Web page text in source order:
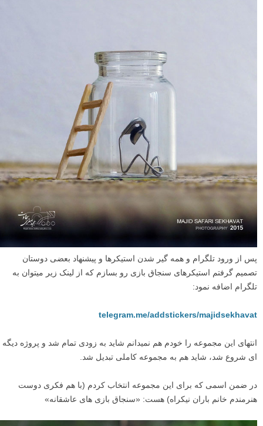
پس از ورود تلگرام و همه گیر شدن استیکرها و پیشنهاد بعضی دوستان
تصمیم گرفتم استیکرهای سنجاق بازی رو بسازم که از لینک زیر میتوان به
تلگرام اضافه نمود:
telegram.me/addstickers/majidsekhavat
انتهای این مجموعه را خودم هم نمیدانم شاید به زودی تمام شد و پروژه دیگه
ای شروع شد، شاید هم به مجموعه کاملی تبدیل شد.
در ضمن اسمی که برای این مجموعه انتخاب کردم (با هم فکری دوست
هنرمندم خانم باران نیکراه) هست: «سنجاق بازی های عاشقانه»